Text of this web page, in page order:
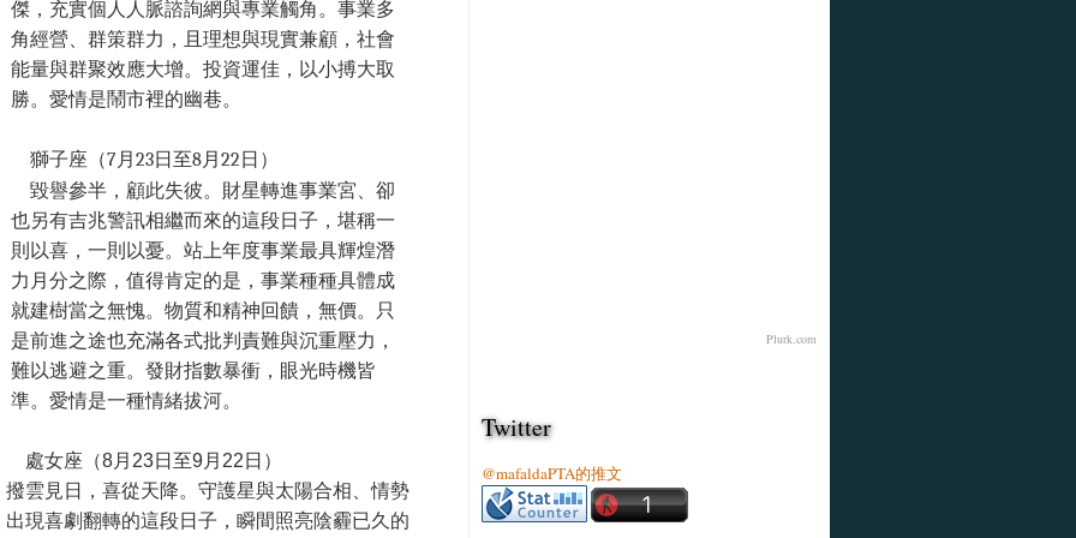
傑，充實個人人脈諮詢網與專業觸角。事業多
角經營、群策群力，且理想與現實兼顧，社會
能量與群聚效應大增。投資運佳，以小搏大取
勝。愛情是鬧市裡的幽巷。
獅子座（7月23日至8月22日）
毀譽參半，顧此失彼。財星轉進事業宮、卻
也另有吉兆警訊相繼而來的這段日子，堪稱一
則以喜，一則以憂。站上年度事業最具輝煌潛
力月分之際，值得肯定的是，事業種種具體成
就建樹當之無愧。物質和精神回饋，無價。只
是前進之途也充滿各式批判責難與沉重壓力，
難以逃避之重。發財指數暴衝，眼光時機皆
準。愛情是一種情緒拔河。
處女座（8月23日至9月22日）
撥雲見日，喜從天降。守護星與太陽合相、情勢
出現喜劇翻轉的這段日子，瞬間照亮陰霾已久的
Plurk.com
Twitter
@mafaldaPTA的推文